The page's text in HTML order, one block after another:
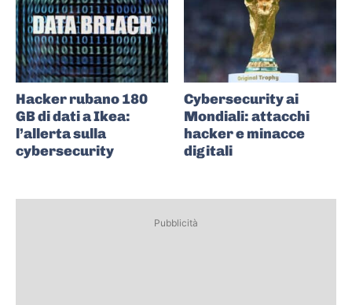
Hacker rubano 180
GB di dati a Ikea:
l’allerta sulla
cybersecurity
Cybersecurity ai
Mondiali: attacchi
hacker e minacce
digitali
Pubblicità